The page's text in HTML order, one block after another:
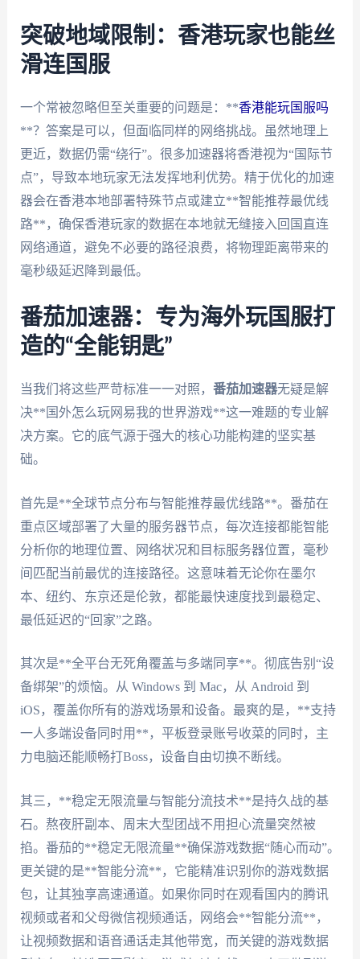
突破地域限制：香港玩家也能丝
滑连国服
一个常被忽略但至关重要的问题是：**香港能玩国服吗
**？答案是可以，但面临同样的网络挑战。虽然地理上
更近，数据仍需“绕行”。很多加速器将香港视为“国际节
点”，导致本地玩家无法发挥地利优势。精于优化的加速
器会在香港本地部署特殊节点或建立**智能推荐最优线
路**，确保香港玩家的数据在本地就无缝接入回国直连
网络通道，避免不必要的路径浪费，将物理距离带来的
毫秒级延迟降到最低。
番茄加速器：专为海外玩国服打
造的“全能钥匙”
当我们将这些严苛标准一一对照， 番茄加速器无疑是解
决**国外怎么玩网易我的世界游戏**这一难题的专业解
决方案。它的底气源于强大的核心功能构建的坚实基
础。
首先是**全球节点分布与智能推荐最优线路**。番茄在
重点区域部署了大量的服务器节点，每次连接都能智能
分析你的地理位置、网络状况和目标服务器位置，毫秒
间匹配当前最优的连接路径。这意味着无论你在墨尔
本、纽约、东京还是伦敦，都能最快速度找到最稳定、
最低延迟的“回家”之路。
其次是**全平台无死角覆盖与多端同享**。彻底告别“设
备绑架”的烦恼。从 Windows 到 Mac，从 Android 到
iOS，覆盖你所有的游戏场景和设备。最爽的是，**支持
一人多端设备同时用**，平板登录账号收菜的同时，主
力电脑还能顺畅打Boss，设备自由切换不断线。
其三，**稳定无限流量与智能分流技术**是持久战的基
石。熬夜肝副本、周末大型团战不用担心流量突然被
掐。番茄的**稳定无限流量**确保游戏数据“随心而动”。
更关键的是**智能分流**，它能精准识别你的游戏数据
包，让其独享高速通道。如果你同时在观看国内的腾讯
视频或者和父母微信视频通话，网络会**智能分流**，
让视频数据和语音通话走其他带宽，而关键的游戏数据